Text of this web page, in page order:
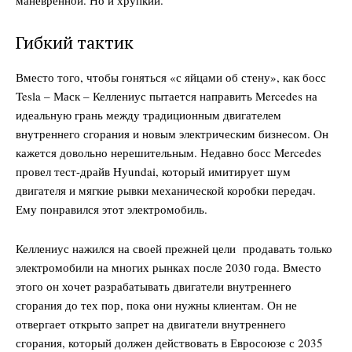
Гибкий тактик
Вместо того, чтобы гоняться «с яйцами об стену», как босс
Tesla – Маск – Келлениус пытается направить Mercedes на
идеальную грань между традиционным двигателем
внутреннего сгорания и новым электрическим бизнесом. Он
кажется довольно нерешительным. Недавно босс Mercedes
провел тест-драйв Hyundai, который имитирует шум
двигателя и мягкие рывки механической коробки передач.
Ему понравился этот электромобиль.
Келлениус нажился на своей прежней цели продавать только
электромобили на многих рынках после 2030 года. Вместо
этого он хочет разрабатывать двигатели внутреннего
сгорания до тех пор, пока они нужны клиентам. Он не
отвергает открыто запрет на двигатели внутреннего
сгорания, который должен действовать в Евросоюзе с 2035